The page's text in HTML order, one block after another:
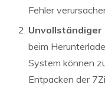
Fehler
Unvollständiger
beim
System können
Entpacken der